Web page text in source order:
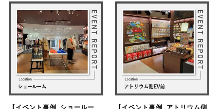
【イベント事例_ショールー
【イベント事例_アトリウム側